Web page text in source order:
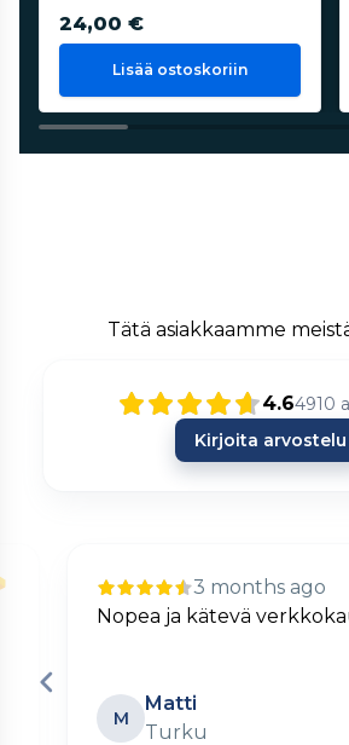
24,00 €
Lisää ostoskoriin
Tätä asiakkaamme
4.64910
Kirjoita arvostelu
3 months ago
Nopea ja kätevä
M
Matti
Turku